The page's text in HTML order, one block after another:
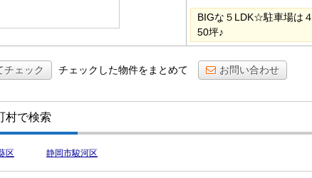
BIGな５LDK☆駐車場は
50坪♪
チェック チェックした物件をまとめて お問い合わせ
村で検索
区 静岡市駿河区